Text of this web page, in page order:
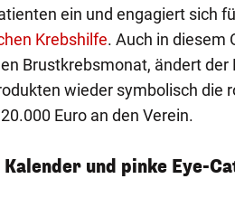
ein und engagiert sich
Krebshilfe. Auch in diesem
Brustkrebsmonat, ändert
wieder symbolisch die
Euro an den Verein.
und pinke Eye-